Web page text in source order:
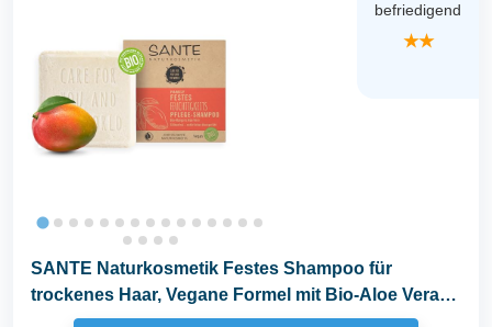
befriedigend
★★
SANTE Naturkosmetik Festes Shampoo für
trockenes Haar, Vegane Formel mit Bio-Aloe Vera
und Mango...